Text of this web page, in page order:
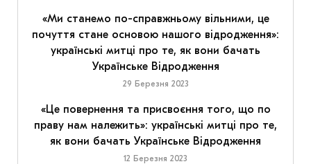
«Ми станемо по-справжньому вільними, це
почуття стане основою нашого відродження»:
українські митці про те, як вони бачать
Українське Відродження
29 Березня 2023
«Це повернення та присвоєння того, що по
праву нам належить»: українські митці про те,
як вони бачать Українське Відродження
12 Березня 2023